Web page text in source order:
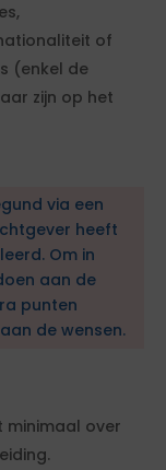
of
(enkel de
zijn op het
via een
heeft
Om in
aan de
punten
de wensen.
minimaal over